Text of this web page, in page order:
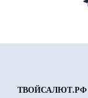
ТВОЙСАЛЮТ.РФ